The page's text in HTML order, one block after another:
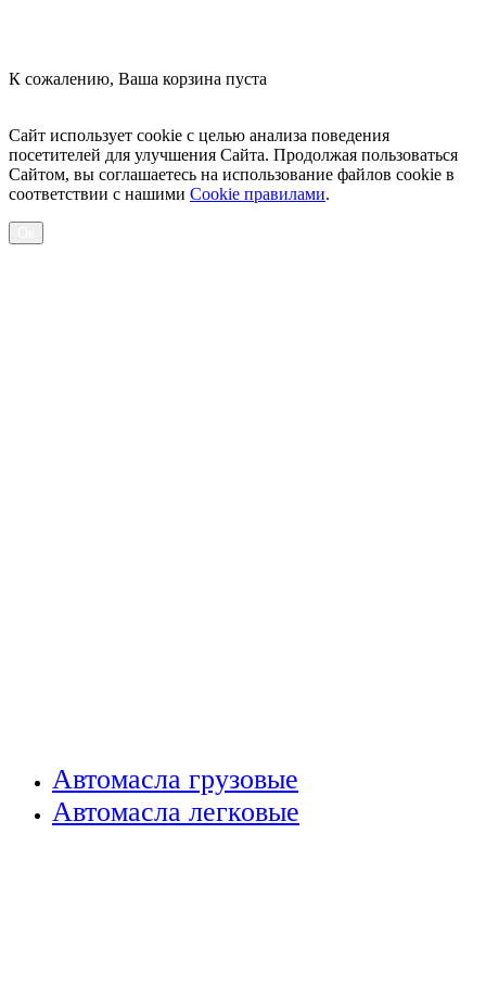
К сожалению, Ваша корзина пуста
Сайт использует cookie с целью анализа поведения
посетителей для улучшения Сайта. Продолжая пользоваться
Сайтом, вы соглашаетесь на использование файлов cookie в
соответствии с нашими Cookiе правилами.
Автомасла грузовые
Автомасла легковые